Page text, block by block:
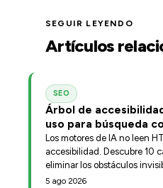
SEGUIR LEYENDO
Artículos
SEO
Árbol de
uso para búsqueda
Los motores de IA no leen
accesibilidad. Descubre 10
eliminar los obstáculos
posicionamiento.
5 ago 2026